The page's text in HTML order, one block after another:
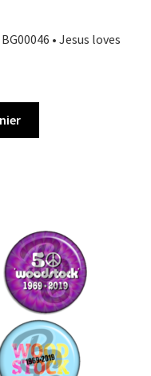
• Jesus loves